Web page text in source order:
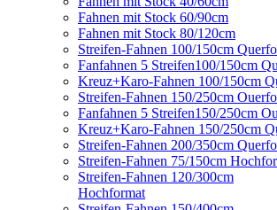
Fahnen mit Stock 60/90cm
Fahnen mit Stock 80/120cm
Streifen-Fahnen 100/150cm
Fanfahnen 5 Streifen100/150cm
Kreuz+Karo-Fahnen 100/150cm
Streifen-Fahnen 150/250cm
Fanfahnen 5 Streifen150/250cm
Kreuz+Karo-Fahnen 150/250cm
Streifen-Fahnen 200/350cm
Streifen-Fahnen 75/150cm
Streifen-Fahnen 120/300cm
Hochformat